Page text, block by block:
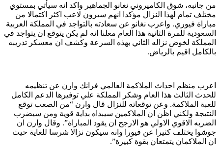
من جانبه، شوق الكاميروني نغانو الجماهير واكد انه سيأتي بمستوي
مختلف تمام لهذا النزال مؤكدا انهم سيرون لاعب اكثر اكتمالا من
مباراة فيوري. واعرب نغانو عن سعادته بالتواجد في المملكة العربية
السعودية للمرة الثانية هذا العام معلنا انه لم يكن يتوقع ان يتواجد في
المملكة لخوض نزاله الثاني بهذه السرعة وكشف ان معسكر تدريبه
بالكامل اقيم بالرياض.
اعرب منظم احداث الملاكمة العالمي فرانك وارن عن تنظيمه
للحدث الثالث هذا العام وشكر المملكة علي توفيرها الدعم الكامل
للعبة الملاكمة. وعن توقعاته للنزال قال وارن “من الصعب توقع
النتيجة ولكني اظن ان الملاكمين سيبداه بداية قوية ومن سيضرب
الضربه الاقوي الاولي هو الارجح ان يقود المباراة”. وقال وارن ان
جوشوا يختلف كثيرا عن فيورا وانه سيكون نزالا شرسا للغاية حيث
ان الملاكمان يتمتعان بقوة كبيرة”.